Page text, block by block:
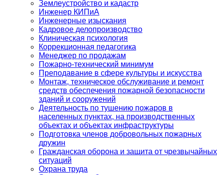
Землеустройство и кадастр
Инженер КИПиА
Инженерные изыскания
Кадровое делопроизводство
Клиническая психология
Коррекционная педагогика
Менеджер по продажам
Пожарно-технический минимум
Преподавание в сфере культуры и искусства
Монтаж, техническое обслуживание и ремонт
средств обеспечения пожарной безопасности
зданий и сооружений
Деятельность по тушению пожаров в
населенных пунктах, на производственных
объектах и объектах инфраструктуры
Подготовка членов добровольных пожарных
дружин
Гражданская оборона и защита от чрезвычайных
ситуаций
Охрана труда